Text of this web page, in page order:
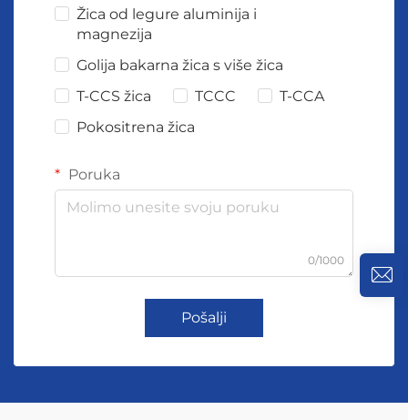
Žica od legure aluminija i
magnezija
Golija bakarna žica s više žica
T-CCS žica
TCCC
T-CCA
Pokositrena žica
Poruka
0/1000
Pošalji